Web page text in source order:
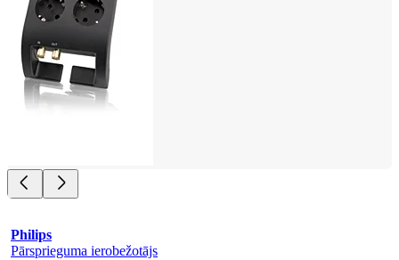
Philips
Pārsprieguma ierobežotājs